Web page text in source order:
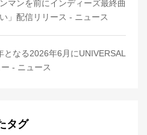
マンを前にインディーズ最終曲
」配信リリース - ニュース
なる2026年6月にUNIVERSAL
- ニュース
タグ